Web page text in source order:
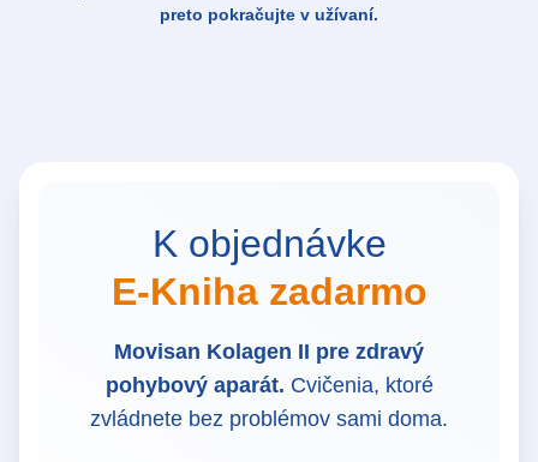
preto pokračujte v užívaní.
K objednávke
E-Kniha zadarmo
Movisan Kolagen II pre zdravý
pohybový aparát. Cvičenia, ktoré
zvládnete bez problémov sami doma.